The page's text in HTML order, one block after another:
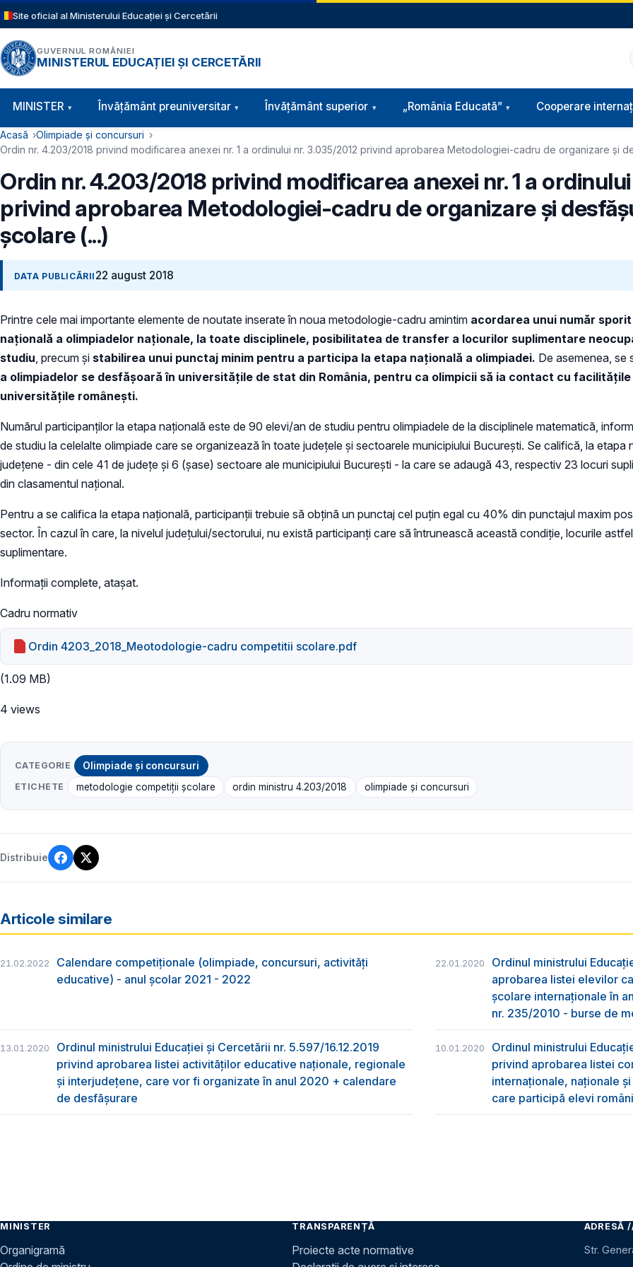
Sari la conținutul principal
Site oficial al Ministerului Educației și Cercetării
GUVERNUL ROMÂNIEI
MINISTERUL EDUCAȚIEI ȘI CERCETĂRII
Navigație principală
MINISTER Învăţământ preuniversitar Învățământ superior „România Educată” Cooperare
Cale de navigare
Acasă
Olimpiade și concursuri
Ordin nr. 4.203/2018 privind modificarea anexei nr. 1 a ordinului nr. 3.035/2012 privind aprobarea Metodologiei-cadru de organizare și
Ordin nr. 4.203/2018 privind modificarea anexei nr. 1 a
privind aprobarea Metodologiei-cadru de organizare și
școlare (...)
DATA PUBLICĂRII 22 august 2018
Printre cele mai importante elemente de noutate inserate în noua metodologie-cadru amintim acordarea unui număr
naţională a olimpiadelor naţionale, la toate disciplinele, posibilitatea de transfer a locurilor suplimentare
studiu, precum şi stabilirea unui punctaj minim pentru a participa la etapa națională a olimpiadei. De asemenea, se
a olimpiadelor se desfășoară în universitățile de stat din România, pentru ca olimpicii să ia contact cu
universitățile românești.
Numărul participanților la etapa națională este de 90 elevi/an de studiu pentru olimpiadele de la disciplinele matematică,
de studiu la celelalte olimpiade care se organizează în toate județele și sectoarele municipiului București. Se califică, la
județene - din cele 41 de județe și 6 (șase) sectoare ale municipiului București - la care se adaugă 43, respectiv 23 locuri
din clasamentul național.
Pentru a se califica la etapa națională, participanţii trebuie să obţină un punctaj cel puţin egal cu 40% din punctajul maxim
sector. În cazul în care, la nivelul judeţului/sectorului, nu există participanţi care să întrunească această condiţie, locurile
suplimentare.
Informații complete, atașat.
Cadru normativ
Ordin 4203_2018_Meotodologie-cadru competitii scolare.pdf
(1.09 MB)
4 views
CATEGORIE Olimpiade și concursuri
ETICHETE metodologie competiții școlare ordin ministru 4.203/2018 olimpiade și concursuri
Distribuie
Articole similare
21.02.2022
Calendare competiționale (olimpiade, concursuri, activități
educative) - anul școlar 2021 - 2022
22.01.2020
Ordinul ministrului
aprobarea listei elevilor
şcolare internaţionale în
nr. 235/2010 - burse de
13.01.2020
Ordinul ministrului Educației și Cercetării nr. 5.597/16.12.2019
privind aprobarea listei activităților educative naționale, regionale
și interjudețene, care vor fi organizate în anul 2020 + calendare
de desfășurare
10.01.2020
Ordinul ministrului
privind aprobarea listei
internaționale, naționale
care participă elevi români
MINISTER
Organigramă
TRANSPARENȚĂ
Proiecte acte normative
ADRESĂ
Str.